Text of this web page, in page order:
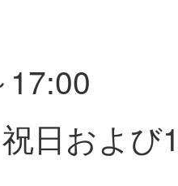
祝日およ